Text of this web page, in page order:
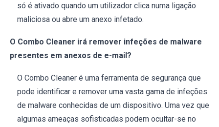
só é ativado quando um utilizador clica numa ligação
maliciosa ou abre um anexo infetado.
O Combo Cleaner irá remover infeções de malware
presentes em anexos de e-mail?
O Combo Cleaner é uma ferramenta de segurança que
pode identificar e remover uma vasta gama de infeções
de malware conhecidas de um dispositivo. Uma vez que
algumas ameaças sofisticadas podem ocultar-se no